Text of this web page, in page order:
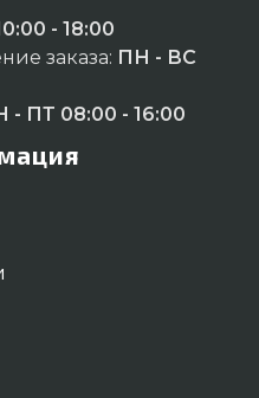
- 18:00
заказа: ПН - ВС
- ПТ 08:00 - 16:00